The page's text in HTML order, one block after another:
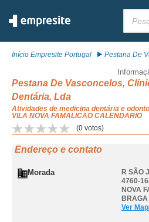
Início Empresite Portugal Pestana De
Pestana De Vasconcelos,
Dentária, Lda
Atividades de medicina dentária e
VILA NOVA FAMALICAO CALENDARIO
(0 votos)
Endereço e contato
Morada
R SÃO
4760-
NOVA
BRAGA
Ver